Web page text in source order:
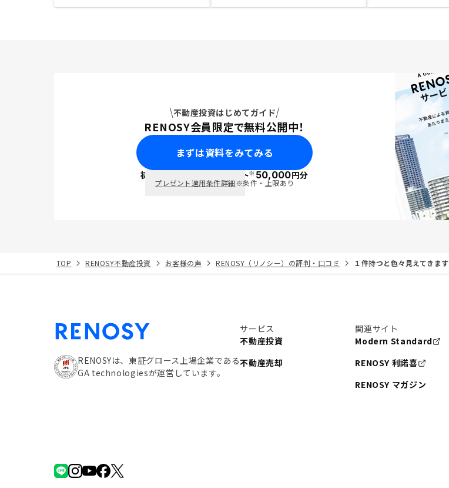
不動産投資はじめてガイド
RENOSY会員限定で無料公開中！
まずは資料をみてみる
初回面談で ポイント※50,000円分
プレゼント適用条件詳細※条件・上限あり
TOP RENOSY不動産投資 お客様の声 RENOSY（リノシー）の評判・口コミ １件持つと色々見えてきます
RENOSYは、東証グロース上場企業である
GA technologiesが運営しています。
サービス
不動産投資
不動産売却
関連サイト
Modern Standard
RENOSY 利諾喜
RENOSY マガジン